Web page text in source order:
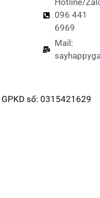
Hotline/
096 441
6969
Mail:
số: 0315421629